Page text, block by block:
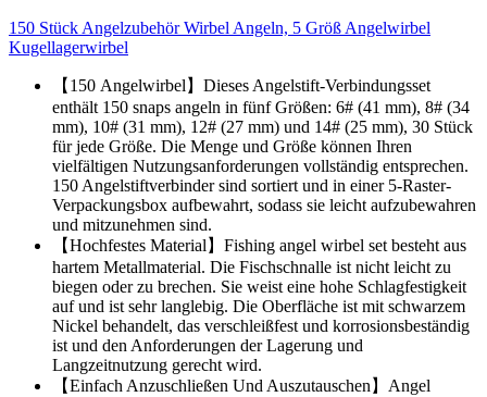
150 Stück Angelzubehör Wirbel Angeln, 5 Größ Angelwirbel
Kugellagerwirbel
【150 Angelwirbel】Dieses Angelstift-Verbindungsset
enthält 150 snaps angeln in fünf Größen: 6# (41 mm), 8# (34
mm), 10# (31 mm), 12# (27 mm) und 14# (25 mm), 30 Stück
für jede Größe. Die Menge und Größe können Ihren
vielfältigen Nutzungsanforderungen vollständig entsprechen.
150 Angelstiftverbinder sind sortiert und in einer 5-Raster-
Verpackungsbox aufbewahrt, sodass sie leicht aufzubewahren
und mitzunehmen sind.
【Hochfestes Material】Fishing angel wirbel set besteht aus
hartem Metallmaterial. Die Fischschnalle ist nicht leicht zu
biegen oder zu brechen. Sie weist eine hohe Schlagfestigkeit
auf und ist sehr langlebig. Die Oberfläche ist mit schwarzem
Nickel behandelt, das verschleißfest und korrosionsbeständig
ist und den Anforderungen der Lagerung und
Langzeitnutzung gerecht wird.
【Einfach Anzuschließen Und Auszutauschen】Angel